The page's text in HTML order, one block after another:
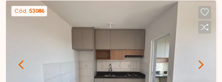
vista livre, 2 quartos, sendo 1 suíte, banheiros
com armário, espelho e box em blindex, cozinha
em estilo americana revestida com armários
planejados e balcão para refeições, área de
serviço integrada e 1 vaga de garagem. Não
perca a oportunidade de morar em um imóvel que
reúne conforto, funcionalidade e excelente
Cód. 53086